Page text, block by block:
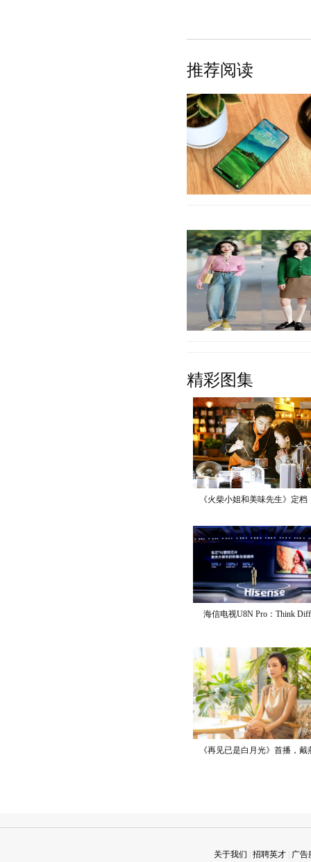
推荐阅读
在离开华为之后，荣耀手机
TOP5，旗下产品十分丰富
元机或者中端机，【详细】
也成为女性必备单【详细】
精彩图集
《火柴小姐和美味先生》定档
海信电视U8N Pro：Think
《再见已是白月光》首播，戴
关于我们 招聘英才 广告